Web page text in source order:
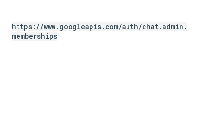
https: //www. googleapis. com/auth/chat.admin .
memberships